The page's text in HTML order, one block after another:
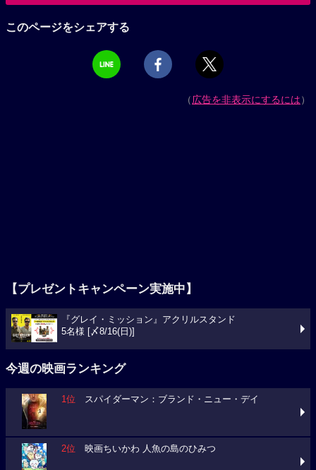
このページをシェアする
（広告を非表示にするには）
【プレゼントキャンペーン実施中】
『グレイ・ミッション』アクリルスタンド
5名様 [〆8/16(日)]
今週の映画ランキング
1位 スパイダーマン：ブランド・ニュー・デイ
2位 映画ちいかわ 人魚の島のひみつ